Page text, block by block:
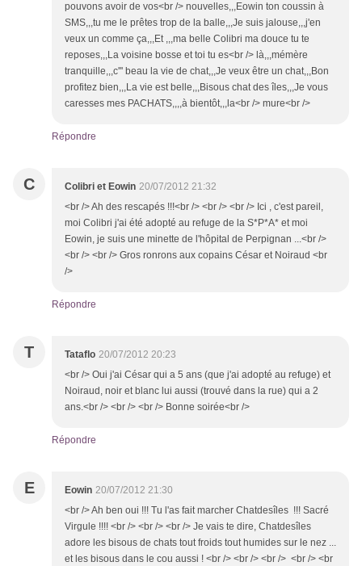
pouvons avoir de vos<br /> nouvelles,,,Eowin ton coussin à
SMS,,,tu me le prêtes trop de la balle,,,Je suis jalouse,,,j'en
veux un comme ça,,,Et ,,,ma belle Colibri ma douce tu te
reposes,,,La voisine bosse et toi tu es<br /> là,,,mémère
tranquille,,,c''' beau la vie de chat,,,Je veux être un chat,,,Bon
profitez bien,,,La vie est belle,,,Bisous chat des îles,,,Je vous
caresses mes PACHATS,,,,à bientôt,,,la<br /> mure<br />
Répondre
C Colibri et Eowin 20/07/2012 21:32
<br /> Ah des rescapés !!!<br /> <br /> <br /> Ici , c'est pareil,
moi Colibri j'ai été adopté au refuge de la S*P*A* et moi
Eowin, je suis une minette de l'hôpital de Perpignan ...<br />
<br /> <br /> Gros ronrons aux copains César et Noiraud <br
/>
Répondre
T Tataflo 20/07/2012 20:23
<br /> Oui j'ai César qui a 5 ans (que j'ai adopté au refuge) et
Noiraud, noir et blanc lui aussi (trouvé dans la rue) qui a 2
ans.<br /> <br /> <br /> Bonne soirée<br />
Répondre
E Eowin 20/07/2012 21:30
<br /> Ah ben oui !!! Tu l'as fait marcher Chatdesîles !!! Sacré
Virgule !!!! <br /> <br /> <br /> Je vais te dire, Chatdesîles
adore les bisous de chats tout froids tout humides sur le nez ...
et les bisous dans le cou aussi ! <br /> <br /> <br /> <br /> <br